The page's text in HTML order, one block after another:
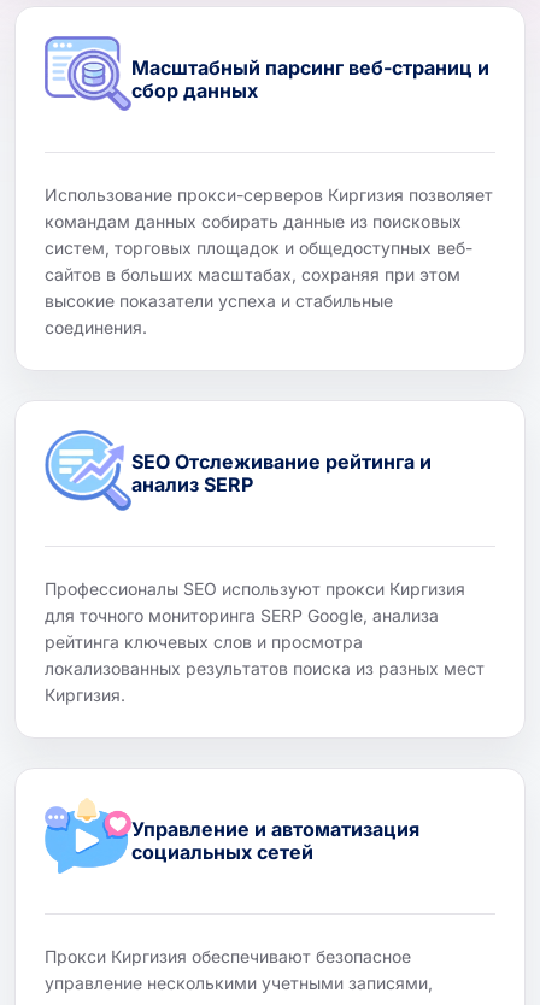
Масштабный парсинг веб-страниц и
сбор данных
Использование прокси-серверов Киргизия позволяет
командам данных собирать данные из поисковых
систем, торговых площадок и общедоступных веб-
сайтов в больших масштабах, сохраняя при этом
высокие показатели успеха и стабильные
соединения.
SEO Отслеживание рейтинга и
анализ SERP
Профессионалы SEO используют прокси Киргизия
для точного мониторинга SERP Google, анализа
рейтинга ключевых слов и просмотра
локализованных результатов поиска из разных мест
Киргизия.
Управление и автоматизация
социальных сетей
Прокси Киргизия обеспечивают безопасное
управление несколькими учетными записями,